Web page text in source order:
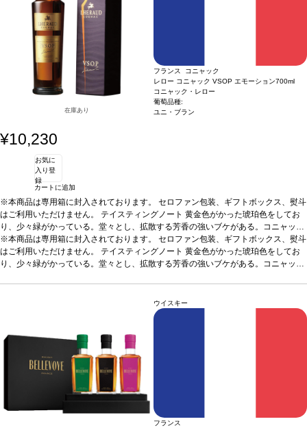
在庫あり
フランス コニャック
レロー コニャック VSOP エモーション700ml
コニャック・レロー
葡萄品種:
ユニ・ブラン
¥10,230
お気に
入り登
録
カートに追加
※本商品は専用箱に封入されております。 セロファン包装、ギフトボックス、熨斗
はご利用いただけません。 テイスティングノート 黄金色がかった琥珀色をしてお
り、少々緑がかっている。堂々とし、拡散する芳香の強いブケがある。コニャック
がグラスの中で開いて息をし始めると、ほのかな干し草とアーシーな香りに沿って
カラメル、オレンジ、チョコレート、花、スパイス等、多くのアロマがでてくる。
非常にスムーズで柔らかな風味で、素晴らしい力強さはあるが、圧倒させるようで
※本商品は専用箱に封入されております。 セロファン包装、ギフトボックス、熨斗
はご利用いただけません。 テイスティングノート 黄金色がかった琥珀色をしてお
り、少々緑がかっている。堂々とし、拡散する芳香の強いブケがある。コニャック
非常にスムーズで柔らかな風味で、素晴らしい力強さはあるが、圧倒させるようで
はない。素晴らしい余韻の長さを持ち、終りにこのコニャックに貢献している全て
ウイスキー
フランス